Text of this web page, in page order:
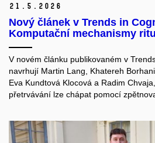
21. 5. 2026
Nový článek v Trends in
Komputační mechanismy
V novém článku publikovaném v
navrhují Martin Lang, Khatereh
Eva Kundtová Klocová a Radim
přetrvávání lze chápat pomocí